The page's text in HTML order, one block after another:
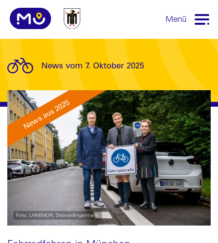
Menü
News vom 7. Oktober 2025
Foto: LHM/MOR, DobnerAngermann
News aus 2025